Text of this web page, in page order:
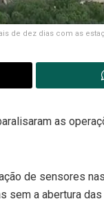
de dez dias com as
as
de sensores
sem a abertura